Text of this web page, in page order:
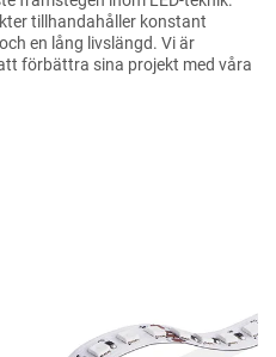
tillhandahåller konstant
en lång livslängd. Vi är
förbättra sina projekt med våra